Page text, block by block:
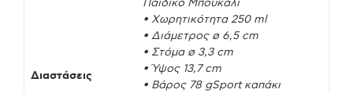
Διαστάσεις
• Χωρητικότητα 250 ml
• Διάμετρος ø 6,5 cm
• Στόμα ø 3,3 cm
• Ύψος 13,7 cm
• Βάρος 78 gSport καπάκι